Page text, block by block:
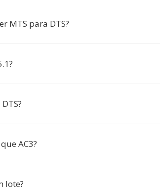
MTS para DTS?
AC3?
lote?